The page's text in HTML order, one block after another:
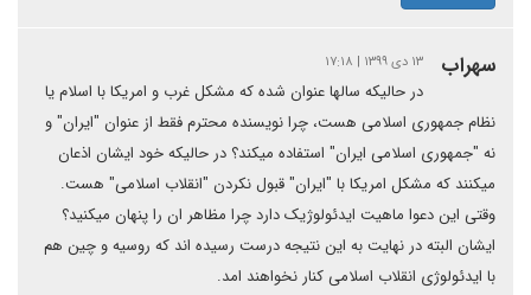
سهراب ۱۳ دی ۱۳۹۹ | ۱۷:۱۸
در حالیکه سالها عنوان شده که مشکل غرب و امریکا با اسلام یا
نظام جمهوری اسلامی هست، چرا نویسنده محترم فقط از عنوان "ایران" و
نه "جمهوری اسلامی ایران" استفاده میکند؟ در حالیکه خود ایشان اذعان
میکنند که مشکل امریکا با "ایران" قبول نکردن "انقلاب اسلامی" هست.
وقتی این دعوا ماهیت ایدئولوژیک دارد چرا مظاهر ان را پنهان میکنید؟
ایشان البته در نهایت به این نتیجه درست رسیده اند که روسیه و چین هم
با ایدئولوژی انقلاب اسلامی کنار نخواهند امد.